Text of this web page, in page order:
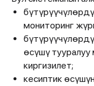
мониторинг
өсүшү
киргизилет;
кесиптик